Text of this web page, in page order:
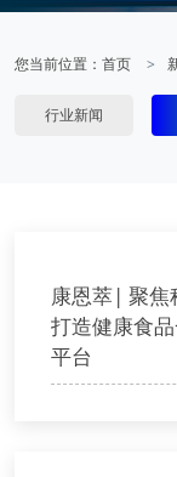
您当前位置： 首页
行业新闻
康恩萃| 聚焦
打造健康食
平台